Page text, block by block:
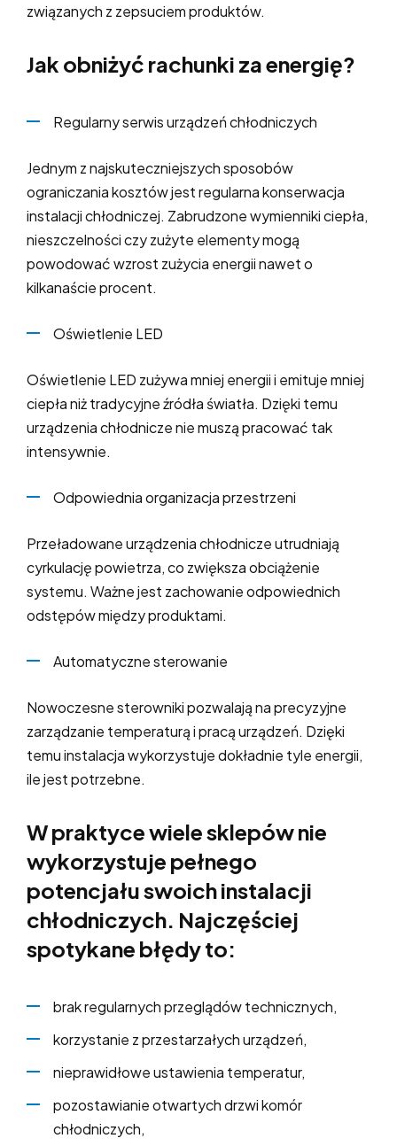
związanych z zepsuciem produktów.
Jak obniżyć rachunki za energię?
Regularny serwis urządzeń chłodniczych
Jednym z najskuteczniejszych sposobów
ograniczania kosztów jest regularna konserwacja
instalacji chłodniczej. Zabrudzone wymienniki ciepła,
nieszczelności czy zużyte elementy mogą
powodować wzrost zużycia energii nawet o
kilkanaście procent.
Oświetlenie LED
Oświetlenie LED zużywa mniej energii i emituje mniej
ciepła niż tradycyjne źródła światła. Dzięki temu
urządzenia chłodnicze nie muszą pracować tak
intensywnie.
Odpowiednia organizacja przestrzeni
Przeładowane urządzenia chłodnicze utrudniają
cyrkulację powietrza, co zwiększa obciążenie
systemu. Ważne jest zachowanie odpowiednich
odstępów między produktami.
Automatyczne sterowanie
Nowoczesne sterowniki pozwalają na precyzyjne
zarządzanie temperaturą i pracą urządzeń. Dzięki
temu instalacja wykorzystuje dokładnie tyle energii,
ile jest potrzebne.
W praktyce wiele sklepów nie
wykorzystuje pełnego
potencjału swoich instalacji
chłodniczych. Najczęściej
spotykane błędy to:
brak regularnych przeglądów technicznych,
korzystanie z przestarzałych urządzeń,
nieprawidłowe ustawienia temperatur,
pozostawianie otwartych drzwi komór
chłodniczych,